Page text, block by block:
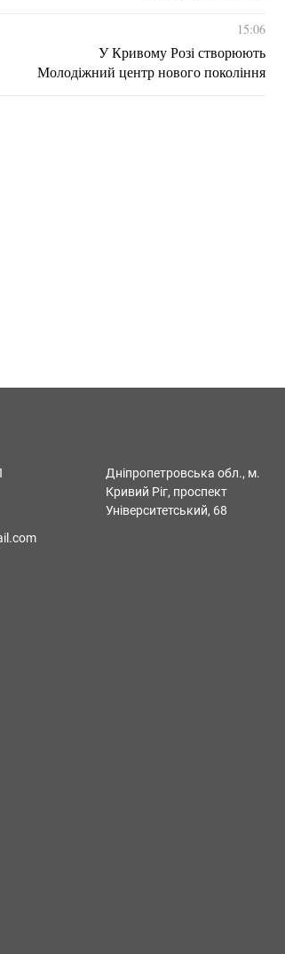
15:06
У Кривому Розі створюють
Молодіжний центр нового покоління
Дніпропетровська обл., м.
Кривий Ріг, проспект
Університетський, 68